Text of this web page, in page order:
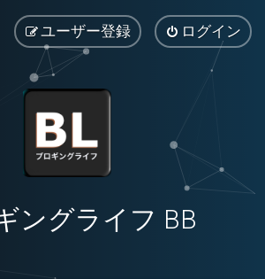
ログイン
ユーザー登録
ングライフ BB